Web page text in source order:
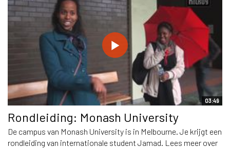
03:49
Rondleiding: Monash University
De campus van Monash University is in Melbourne. Je krijgt een
rondleiding van internationale student Jamad. Lees meer over